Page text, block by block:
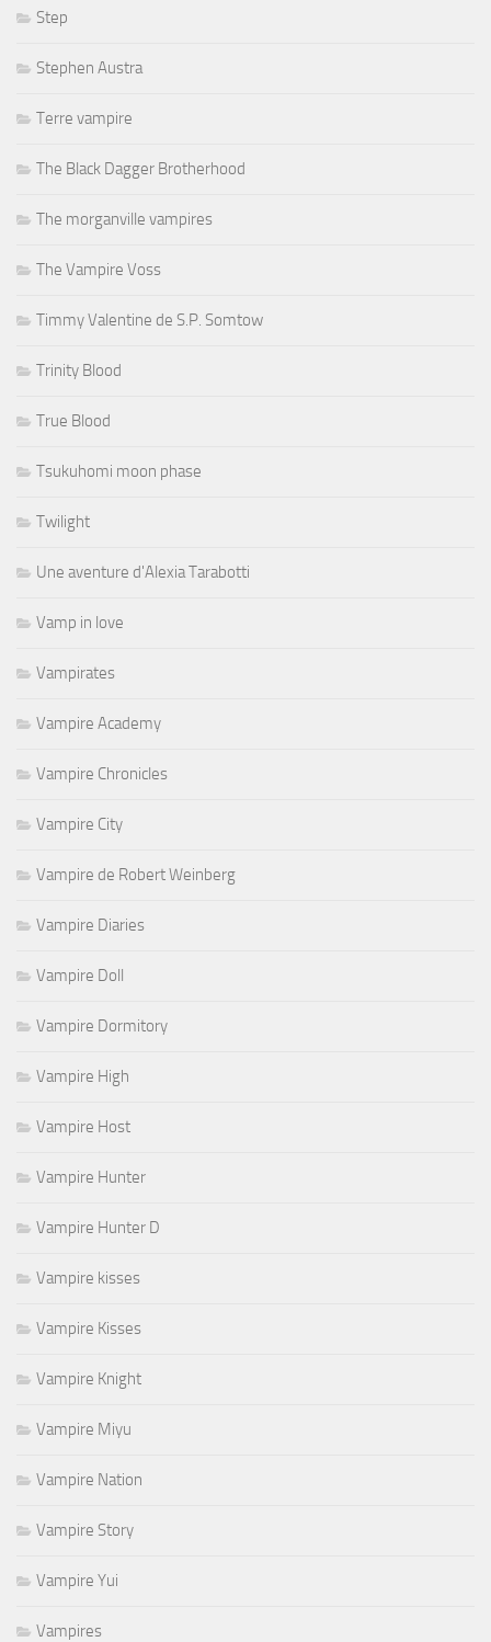
Step
Stephen Austra
Terre vampire
The Black Dagger Brotherhood
The morganville vampires
The Vampire Voss
Timmy Valentine de S.P. Somtow
Trinity Blood
True Blood
Tsukuhomi moon phase
Twilight
Une aventure d'Alexia Tarabotti
Vamp in love
Vampirates
Vampire Academy
Vampire Chronicles
Vampire City
Vampire de Robert Weinberg
Vampire Diaries
Vampire Doll
Vampire Dormitory
Vampire High
Vampire Host
Vampire Hunter
Vampire Hunter D
Vampire kisses
Vampire Kisses
Vampire Knight
Vampire Miyu
Vampire Nation
Vampire Story
Vampire Yui
Vampires